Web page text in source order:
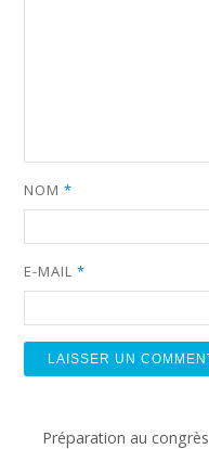
Préparation au congrès
NOM*
E-MAIL*